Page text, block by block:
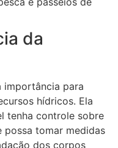
da
importância para
hídricos. Ela
tenha controle sobre
possa tomar medidas
dos corpos